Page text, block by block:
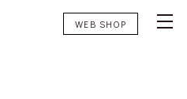
WEB SHOP